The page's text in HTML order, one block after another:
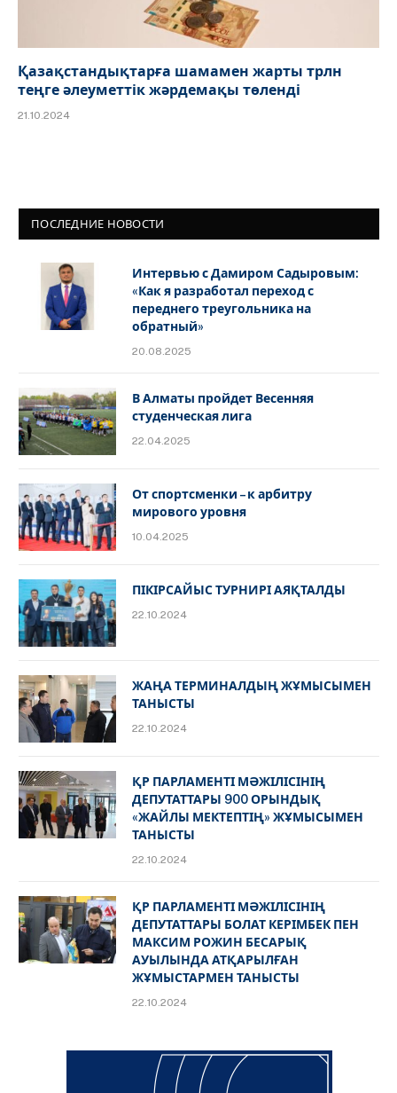
Қазақстандықтарға шамамен жарты трлн
теңге әлеуметтік жәрдемақы төленді
21.10.2024
ПОСЛЕДНИЕ НОВОСТИ
Интервью с Дамиром Садыровым:
«Как я разработал переход с
переднего треугольника на
обратный»
20.08.2025
В Алматы пройдет Весенняя
студенческая лига
22.04.2025
От спортсменки – к арбитру
мирового уровня
10.04.2025
ПІКІРСАЙЫС ТУРНИРІ АЯҚТАЛДЫ
22.10.2024
ЖАҢА ТЕРМИНАЛДЫҢ ЖҰМЫСЫМЕН
ТАНЫСТЫ
22.10.2024
ҚР ПАРЛАМЕНТІ МӘЖІЛІСІНІҢ
ДЕПУТАТТАРЫ 900 ОРЫНДЫҚ
«ЖАЙЛЫ МЕКТЕПТІҢ» ЖҰМЫСЫМЕН
ТАНЫСТЫ
22.10.2024
ҚР ПАРЛАМЕНТІ МӘЖІЛІСІНІҢ
ДЕПУТАТТАРЫ БОЛАТ КЕРІМБЕК ПЕН
МАКСИМ РОЖИН БЕСАРЫҚ
АУЫЛЫНДА АТҚАРЫЛҒАН
ЖҰМЫСТАРМЕН ТАНЫСТЫ
22.10.2024